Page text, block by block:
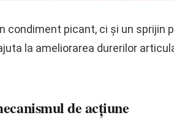
condiment picant, ci și un sprijin
la ameliorarea durerilor
de acțiune